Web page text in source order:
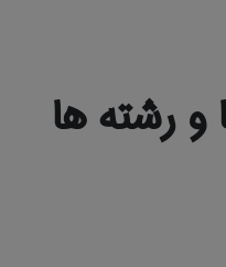
رشته ها